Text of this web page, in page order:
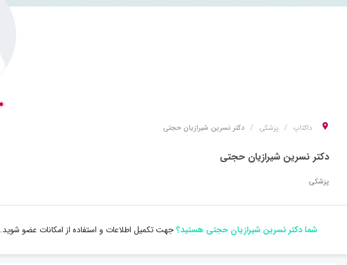
داکتاپ پزشکی دکتر نسرین شیرازیان حجتی
دکتر نسرین شیرازیان حجتی
پزشکی
شما دکتر نسرین شیرازیان حجتی هستید؟جهت تکمیل اطلاعات و استفاده از امکانات عضو شوید.